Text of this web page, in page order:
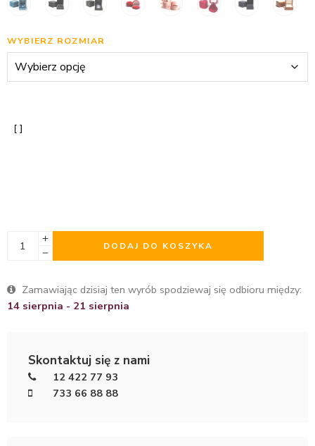
WYBIERZ ROZMIAR
DODAJ DO KOSZYKA
Zamawiając dzisiaj ten wyrób spodziewaj się odbioru między:
14 sierpnia - 21 sierpnia
Skontaktuj się z nami
12 422 77 93
733 66 88 88